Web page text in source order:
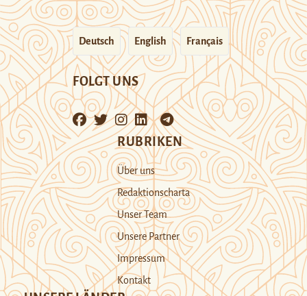
Deutsch English Français
FOLGT UNS
RUBRIKEN
Über uns
Redaktionscharta
Unser Team
Unsere Partner
Impressum
Kontakt